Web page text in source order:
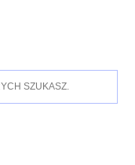
SZUKASZ.